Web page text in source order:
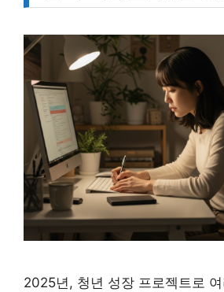
2025년, 청년 성장 프로젝트로